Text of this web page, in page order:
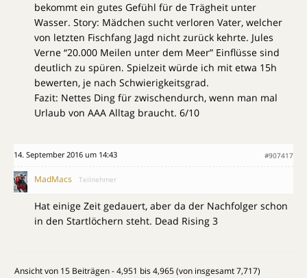
bekommt ein gutes Gefühl für de Trägheit unter
Wasser. Story: Mädchen sucht verloren Vater, welcher
von letzten Fischfang Jagd nicht zurück kehrte. Jules
Verne “20.000 Meilen unter dem Meer” Einflüsse sind
deutlich zu spüren. Spielzeit würde ich mit etwa 15h
bewerten, je nach Schwierigkeitsgrad.
Fazit: Nettes Ding für zwischendurch, wenn man mal
Urlaub von AAA Alltag braucht. 6/10
14. September 2016 um 14:43 #907417
MadMacs Teilnehmer
Hat einige Zeit gedauert, aber da der Nachfolger schon
in den Startlöchern steht. Dead Rising 3
Ansicht von 15 Beiträgen - 4,951 bis 4,965 (von insgesamt 7,717)